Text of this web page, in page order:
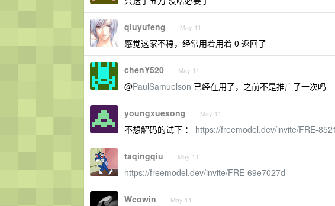
qiuyufeng May 11
感觉这家不稳，经常用着用着 0 返回了
chenY520 May 11
@PaulSamuelson 已经在用了，之前不是推广了一次吗
youngxuesong May 11
不想解码的试下 ： https://freemodel.dev/invite/FRE-
taqingqiu May 11
https://freemodel.dev/invite/FRE-69e7027d
Wcowin May 11